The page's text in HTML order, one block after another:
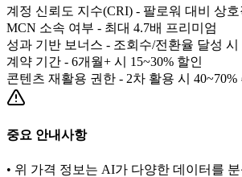
계정 신뢰도 지수(CRI) - 팔로워 대비 상
MCN 소속 여부 - 최대 4.7배 프리미엄
성과 기반 보너스 - 조회수/전환율 달성 시
계약 기간 - 6개월+ 시 15~30% 할인
콘텐츠 재활용 권한 - 2차 활용 시 40~70%
중요 안내사항
• 위 가격 정보는 AI가 다양한 데이터를